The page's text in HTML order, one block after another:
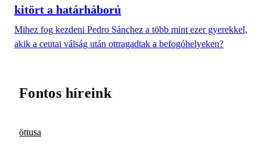
kitört a határháború
Mihez fog kezdeni Pedro Sánchez a több mint ezer gyerekkel,
akik a ceutai válság után ottragadtak a befogóhelyeken?
Fontos híreink
öttusa